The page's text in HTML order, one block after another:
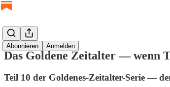
Abonnieren Anmelden
Das Goldene Zeitalter — wenn
Teil 10 der Goldenes-Zeitalter-Serie —